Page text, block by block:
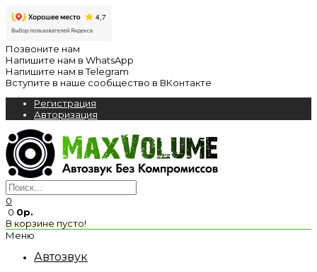
Позвоните нам
Напишите нам в WhatsApp
Напишите нам в Telegram
Вступите в наше сообщество в ВКонтакте
Регистрация
Авторизация
0
0 0р.
В корзине пусто!
Меню
Автозвук